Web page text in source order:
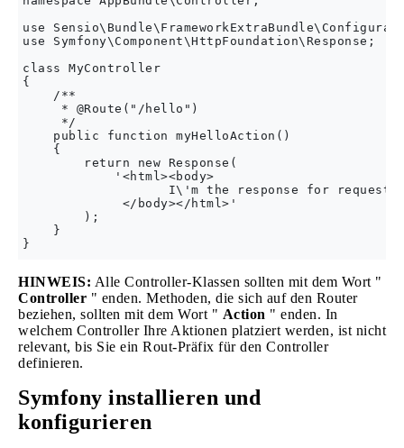
use
use Symfony\Component\HttpFoundation\Response;
class MyController
{
    /**
     * @Route("/hello")
     */
    public function myHelloAction()
    {
        return new Response(
            '<html><body>
I\'m the response for request
             </body></html>'
        );
    }
HINWEIS: Alle Controller-Klassen sollten mit dem Wort "
Controller " enden. Methoden, die sich auf den Router
beziehen, sollten mit dem Wort " Action " enden. In
welchem ​​Controller Ihre Aktionen platziert werden, ist nicht
relevant, bis Sie ein Rout-Präfix für den Controller
definieren.
Symfony installieren und
konfigurieren